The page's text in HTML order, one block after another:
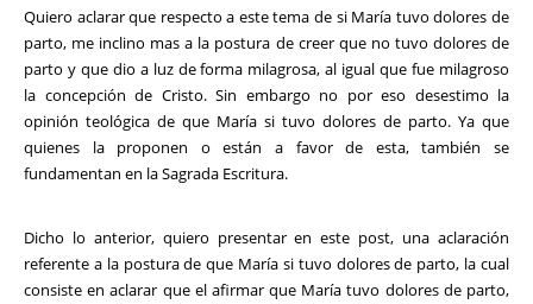
Quiero aclarar que respecto a este tema de si María tuvo dolores de
parto, me inclino mas a la postura de creer que no tuvo dolores de
parto y que dio a luz de forma milagrosa, al igual que fue milagroso
la concepción de Cristo. Sin embargo no por eso desestimo la
opinión teológica de que María si tuvo dolores de parto. Ya que
quienes la proponen o están a favor de esta, también se
fundamentan en la Sagrada Escritura.
Dicho lo anterior, quiero presentar en este post, una aclaración
referente a la postura de que María si tuvo dolores de parto, la cual
consiste en aclarar que el afirmar que María tuvo dolores de parto,